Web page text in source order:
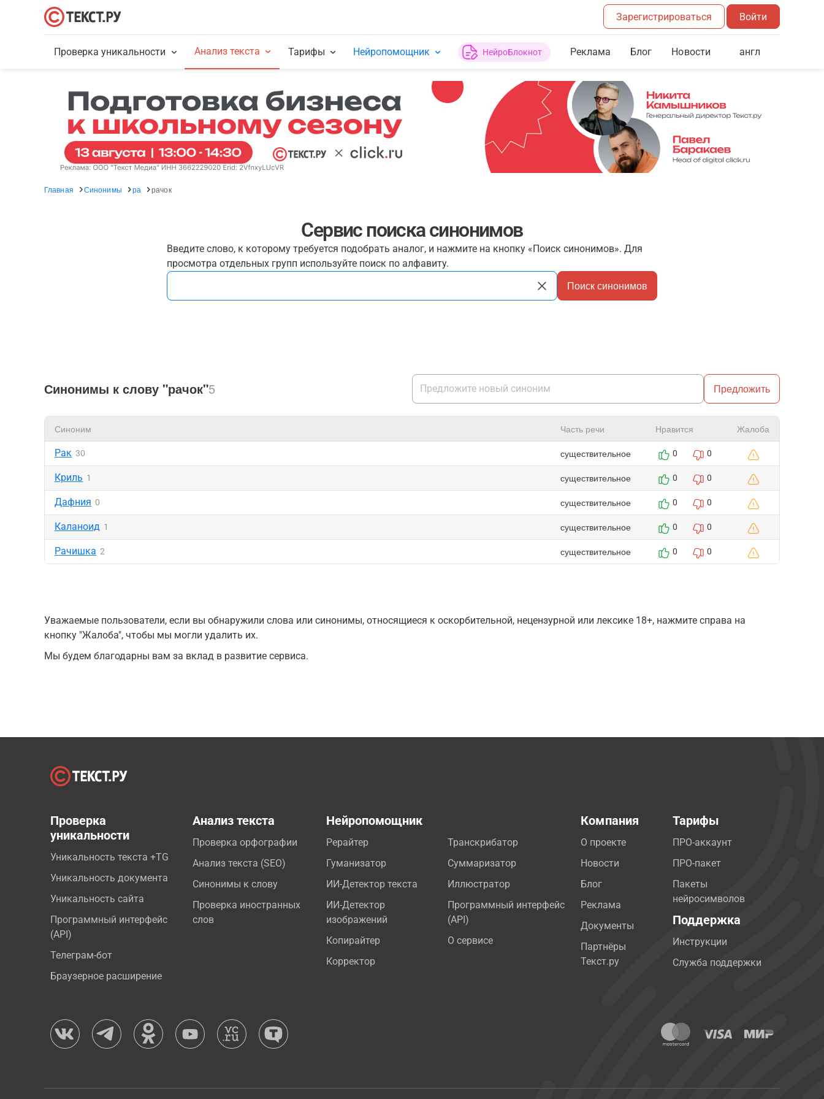
Зарегистрироваться Войти
Проверка уникальности Анализ текста Тарифы Нейропомощник НейроБлокнот Реклама Блог Новости англ
Главная Синонимы ра рачок
Сервис поиска синонимов
Введите слово, к которому требуется подобрать аналог, и нажмите на кнопку «Поиск синонимов». Для
просмотра отдельных групп используйте поиск по алфавиту.
Поиск синонимов
Синонимы к слову "рачок"5 Предложить
Синоним Часть речи Нравится Жалоба
Рак 30 существительное 0 0
Криль 1 существительное 0 0
Дафния 0 существительное 0 0
Каланоид 1 существительное 0 0
Рачишка 2 существительное 0 0
Уважаемые пользователи, если вы обнаружили слова или синонимы, относящиеся к оскорбительной, нецензурной или лексике 18+, нажмите справа на
кнопку "Жалоба", чтобы мы могли удалить их.
Мы будем благодарны вам за вклад в развитие сервиса.
Проверка
уникальности
Уникальность текста +TG
Уникальность документа
Уникальность сайта
Программный интерфейс
(API)
Телеграм-бот
Браузерное расширение
Анализ текста
Проверка орфографии
Анализ текста (SEO)
Синонимы к слову
Проверка иностранных
слов
Нейропомощник
Рерайтер
Гуманизатор
ИИ-Детектор текста
ИИ-Детектор
изображений
Копирайтер
Корректор
Транскрибатор
Суммаризатор
Иллюстратор
Программный интерфейс
(API)
О сервисе
Компания
О проекте
Новости
Блог
Реклама
Документы
Партнёры
Текст.ру
Тарифы
ПРО-аккаунт
ПРО-пакет
Пакеты
нейросимволов
Поддержка
Инструкции
Служба поддержки